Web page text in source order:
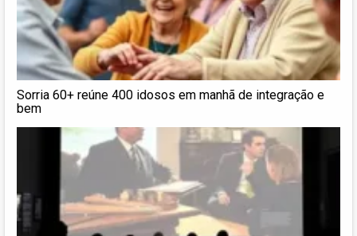
Sorria 60+ reúne 400 idosos em manhã de integração e
bem